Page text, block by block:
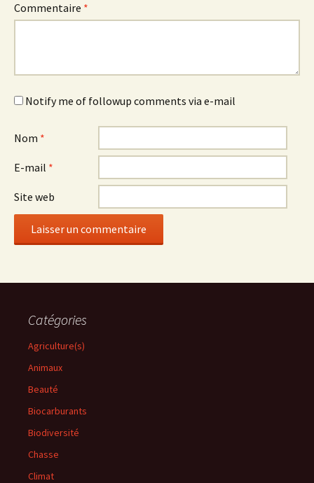
Commentaire *
Notify me of followup comments via e-mail
Nom *
E-mail *
Site web
Catégories
Agriculture(s)
Animaux
Beauté
Biocarburants
Biodiversité
Chasse
Climat